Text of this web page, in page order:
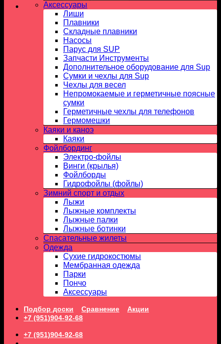
Аксессуары
Лиши
Плавники
Складные плавники
Насосы
Парус для SUP
Запчасти Инструменты
Дополнительное оборудование для Sup
Сумки и чехлы для Sup
Чехлы для весел
Непромокаемые и герметичные поясные
сумки
Герметичные чехлы для телефонов
Гермомешки
Каяки и каноэ
Каяки
Фойлбординг
Электро-фойлы
Винги (крылья)
Фойлборды
Гидрофойлы (фойлы)
Зимний спорт и отдых
Лыжи
Лыжные комплекты
Лыжные палки
Лыжные ботинки
Спасательные жилеты
Одежда
Сухие гидрокостюмы
Мембранная одежда
Парки
Пончо
Аксессуары
Подбор доски Сравнение
Акции
+7 (951)904-92-68
+7 (951)904-92-68